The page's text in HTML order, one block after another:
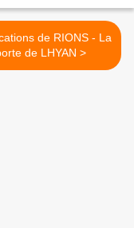
de RIONS - La
porte de LHYAN >